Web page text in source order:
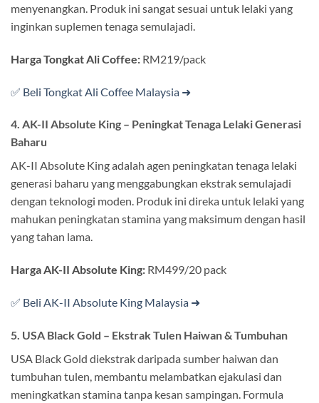
menyenangkan. Produk ini sangat sesuai untuk lelaki yang
inginkan suplemen tenaga semulajadi.
Harga Tongkat Ali Coffee: RM219/pack
✅ Beli Tongkat Ali Coffee Malaysia ➜
4. AK-II Absolute King – Peningkat Tenaga Lelaki Generasi
Baharu
AK-II Absolute King adalah agen peningkatan tenaga lelaki
generasi baharu yang menggabungkan ekstrak semulajadi
dengan teknologi moden. Produk ini direka untuk lelaki yang
mahukan peningkatan stamina yang maksimum dengan hasil
yang tahan lama.
Harga AK-II Absolute King: RM499/20 pack
✅ Beli AK-II Absolute King Malaysia ➜
5. USA Black Gold – Ekstrak Tulen Haiwan & Tumbuhan
USA Black Gold diekstrak daripada sumber haiwan dan
tumbuhan tulen, membantu melambatkan ejakulasi dan
meningkatkan stamina tanpa kesan sampingan. Formula